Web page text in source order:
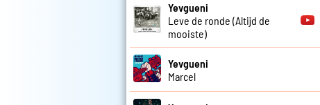
Yevgueni
Leve de ronde (Altijd de
mooiste)
Yevgueni
Marcel